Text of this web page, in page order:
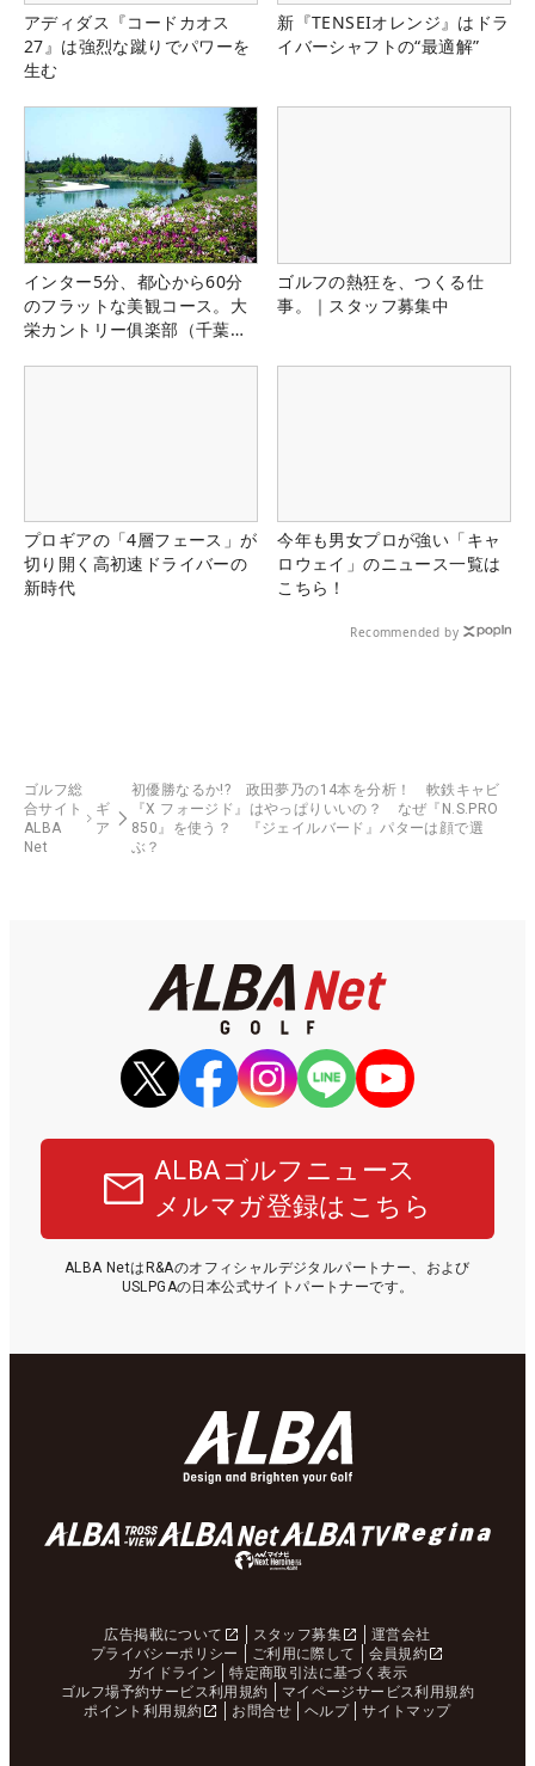
アディダス『コードカオス
27』は強烈な蹴りでパワーを
生む
新『TENSEIオレンジ』はドラ
イバーシャフトの“最適解”
インター5分、都心から60分
のフラットな美観コース。大
栄カントリー俱楽部（千葉
ゴルフの熱狂を、つくる仕
事。｜スタッフ募集中
プロギアの「4層フェース」が
切り開く高初速ドライバーの
新時代
今年も男女プロが強い「キャ
ロウェイ」のニュース一覧は
こちら！
Recommended by
ゴルフ総
合サイト
ALBA
Net
ギ
ア
初優勝なるか!? 政田夢乃の14本を分析！ 軟鉄キャビ
『X フォージド』はやっぱりいいの？ なぜ『N.S.PRO
850』を使う？ 『ジェイルバード』パターは顔で選
ぶ？
ALBAゴルフニュース
メルマガ登録はこちら
ALBA NetはR&Aのオフィシャルデジタルパートナー、および
USLPGAの日本公式サイトパートナーです。
広告掲載について スタッフ募集
運営会社
プライバシーポリシー
ご利用に際して
会員規約
ガイドライン
特定商取引法に基づく表示
ゴルフ場予約サービス利用規約
マイページサービス利用規約
ポイント利用規約
お問合せ ヘルプ サイトマップ